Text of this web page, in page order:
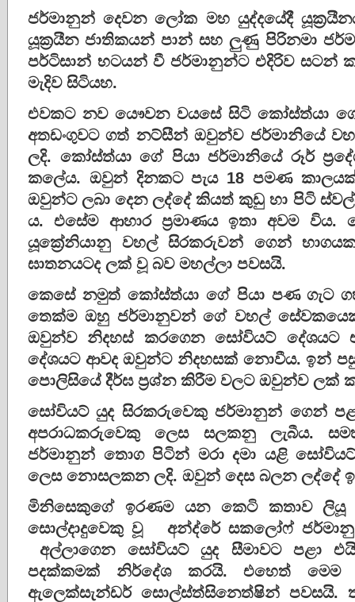
ජර්මානුන් දෙවන ලෝක මහ යුද්දයේදී
යූක්‍රයීන ජාතිකයන් පාන් සහ ලුණු පිරිනමා
පර්ටිසාන් භටයන් වී ජර්මානුන්ට එදිරිව සටන්
මැදිව සිටියහ​.
එවකට නව යෞවන වයසේ සිටි කෝස්ත්යා
අතඩංගුවට ගත් නට්සීන් ඔවුන්ව ජර්මානියේ
ලදි. කෝස්ත්යා ගේ පියා ජර්මානියේ රූර්
කලේය​. ඔවුන් දිනකට පැය 18 පමණ
ඔවුන්ට ලබා දෙන ලද්දේ කියත් කුඩු හා පිටි
ය​. එසේම ආහාර ප්‍රමාණය ඉතා අවම
යූක්‍රේනියානු වහල් සිරකරුවන් ගෙන්
ඝාතනයටද ලක් වූ බව මහල්ලා පවසයි.
කෙසේ නමුත් කෝස්ත්යා ගේ පියා පණ ගැට
තෙක්ම ඔහු ජර්මානුවන් ගේ වහල් සේවකයෙකු
ඔවුන්ව නිදහස් කරගෙන සෝවියට් දේශයට
දේශයට ආවද ඔවුන්ට නිදහසක් නොවීය​. ඉන්
පොලිසියේ දීර්ඝ ප්‍රශ්න කිරීම වලට ඔවුන්ව ලක්
සෝවියට් යුද සිරකරුවෙකු ජර්මානුන් ගෙන්
අපරාධකරුවෙකු ලෙස සලකනු ලැබීය​.
ජර්මානුන් තොග පිටින් මරා දමා යළි
ලෙස නොසලකන ලදි. ඔවුන් දෙස බලන ලද්දේ
මිනිසෙකුගේ ඉරණම යන කෙටි කතාව
සොල්දාදුවෙකු වූ අන්ද්රේ සකලෝෆ් ජර්මානු
අල්ලාගෙන සෝවියට් යුද සීමාවට පළා
පදක්කමක් නිර්දේශ කරයි. එහෙත්
ඇලෙක්සැන්ඩර් සොල්ස්ත්සිනෙත්‍ෂින් පවසයි.